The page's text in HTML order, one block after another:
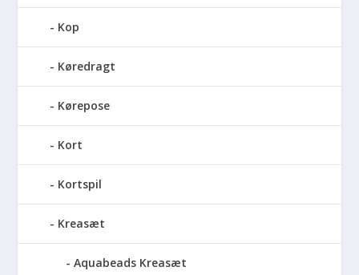
Kop
Køredragt
Kørepose
Kort
Kortspil
Kreasæt
Aquabeads Kreasæt